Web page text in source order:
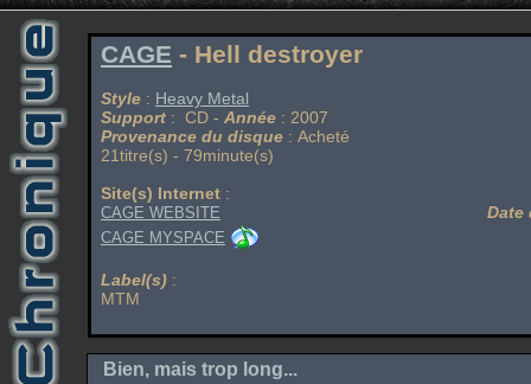
CAGE - Hell destroyer
Style : Heavy Metal
Support : CD - Année : 2007
Provenance du disque : Acheté
21titre(s) - 79minute(s)
Site(s) Internet :
CAGE WEBSITE
CAGE MYSPACE
Label(s) :
MTM
Date
Bien, mais trop long...